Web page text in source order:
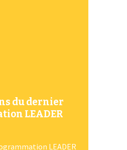
du dernier
LEADER
LEADER